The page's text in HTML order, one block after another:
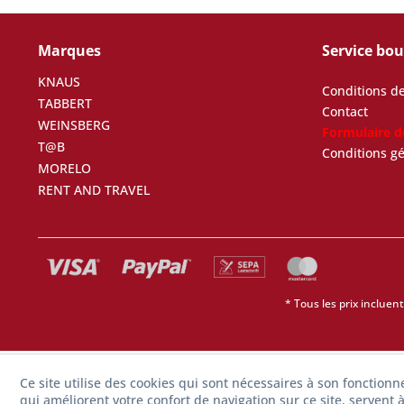
Marques
KNAUS
TABBERT
WEINSBERG
T@B
MORELO
RENT AND TRAVEL
Service
Conditions
Contact
Formulaire
Conditions
* Tous les prix
Ce site utilise des cookies qui sont nécessaires à son
qui améliorent votre confort de navigation sur ce site,